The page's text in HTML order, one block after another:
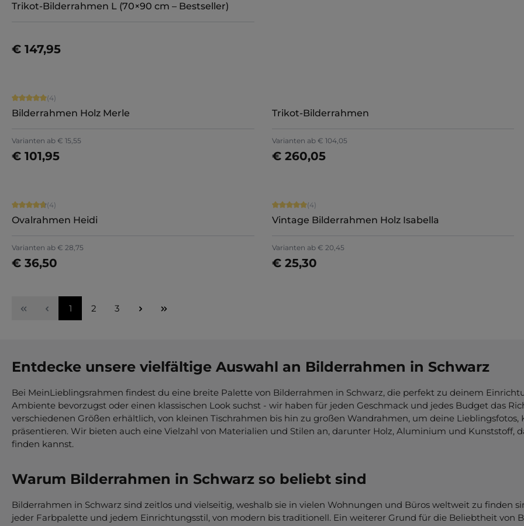
Trikot-Bilderrahmen L (70×90 cm – Bestseller)
€ 147,95
Jetzt konfigurieren
Durchschnittliche Bewertung von 5 von 5 Sternen
(4)
Bilderrahmen Holz Merle
Varianten ab € 15,55
€ 101,95
Jetzt konfigurieren
Trikot-Bilderrahmen
Varianten ab€ 104,05
€ 260,05
Details
Durchschnittliche Bewertung von 4.75 von 5 Sternen
(4)
Ovalrahmen Heidi
Varianten ab € 28,75
€ 36,50
Details
Durchschnittliche Bewertung von 5 von 5 Sternen
(4)
Vintage Bilderrahmen Holz Isabella
Varianten ab€ 20,45
€ 25,30
Jetzt konfigurieren
Seite
1 Seite
2 Seite
3
Entdecke unsere vielfältige Auswahl an Bilderrahmen in Schwarz
Bei MeinLieblingsrahmen findest du eine breite Palette von Bilderrahmen in Schwarz, die perfekt zu deinem
Ambiente bevorzugst oder einen klassischen Look suchst - wir haben für jeden Geschmack und jedes Budget das
verschiedenen Größen erhältlich, von kleinen Tischrahmen bis hin zu großen Wandrahmen, um deine
präsentieren. Wir bieten auch eine Vielzahl von Materialien und Stilen an, darunter Holz, Aluminium und
finden kannst.
Warum Bilderrahmen in Schwarz so beliebt sind
Bilderrahmen in Schwarz sind zeitlos und vielseitig, weshalb sie in vielen Wohnungen und Büros weltweit zu finden
jeder Farbpalette und jedem Einrichtungsstil, von modern bis traditionell. Ein weiterer Grund für die Beliebtheit von